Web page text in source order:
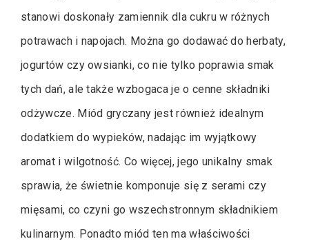
stanowi doskonały zamiennik dla cukru w różnych
potrawach i napojach. Można go dodawać do herbaty,
jogurtów czy owsianki, co nie tylko poprawia smak
tych dań, ale także wzbogaca je o cenne składniki
odżywcze. Miód gryczany jest również idealnym
dodatkiem do wypieków, nadając im wyjątkowy
aromat i wilgotność. Co więcej, jego unikalny smak
sprawia, że świetnie komponuje się z serami czy
mięsami, co czyni go wszechstronnym składnikiem
kulinarnym. Ponadto miód ten ma właściwości